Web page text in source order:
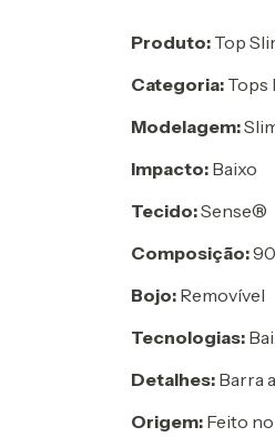
Produto: Top
Categoria: Tops
Modelagem:
Impacto: Baixo
Tecido:Sense®
Composição:
Bojo: Removível
Tecnologias:
Detalhes: Barra
Origem: Feito